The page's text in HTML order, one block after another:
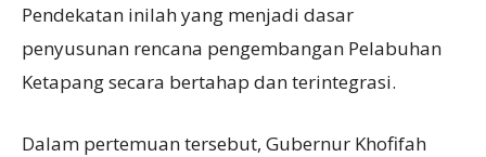
Pendekatan inilah yang menjadi dasar
penyusunan rencana pengembangan Pelabuhan
Ketapang secara bertahap dan terintegrasi.
Dalam pertemuan tersebut, Gubernur Khofifah